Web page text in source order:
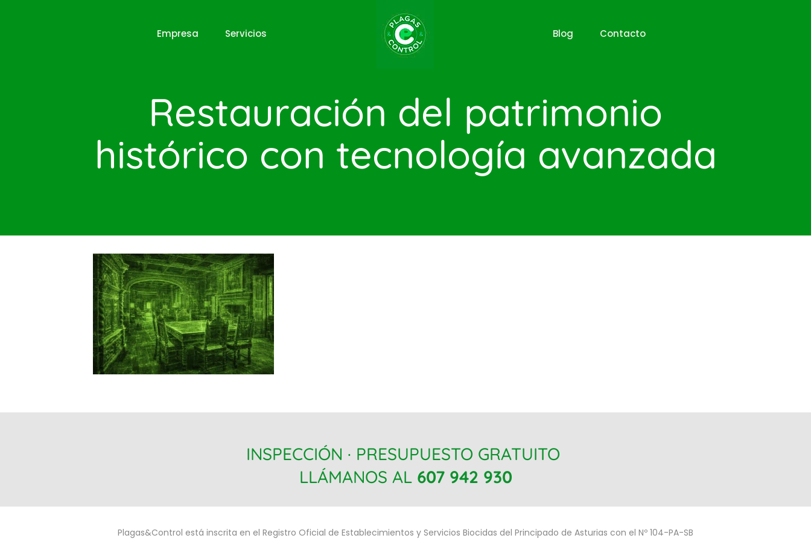
Empresa Servicios Blog Contacto
Restauración del patrimonio
histórico con tecnología avanzada
INSPECCIÓN · PRESUPUESTO GRATUITO
LLÁMANOS AL 607 942 930
Plagas&Control está inscrita en el Registro Oficial de Establecimientos y Servicios Biocidas del Principado de Asturias con el Nº 104-PA-SB